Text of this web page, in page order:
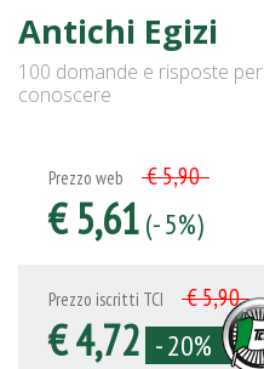
Antichi Egizi
100 domande e risposte per
conoscere
Prezzo web € 5,90
€ 5,61(- 5%)
Prezzo iscritti TCI € 5,90
€ 4,72 - 20%